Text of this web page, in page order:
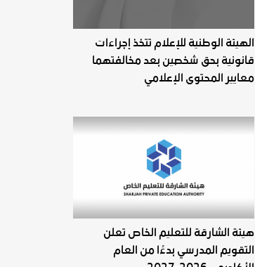
الهيئة الوطنية للإعلام تتخذ إجراءات
قانونية بحق شخصين بعد مخالفتهما
معايير المحتوى الإعلامي
هيئة الشارقة للتعليم الخاص تعلن
التقويم المدرسي بدءًا من العام